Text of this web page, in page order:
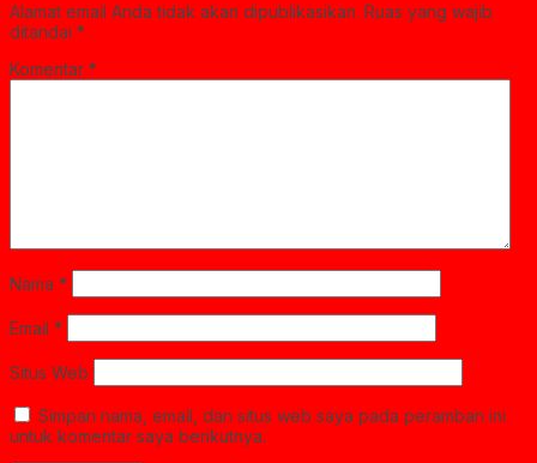
Alamat email Anda tidak akan dipublikasikan. Ruas yang wajib
ditandai *
Komentar *
Nama *
Email *
Situs Web
Simpan nama, email, dan situs web saya pada peramban ini
untuk komentar saya berikutnya.